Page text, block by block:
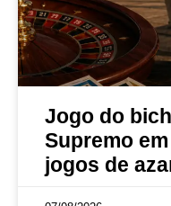
Jogo do
Supremo
jogos de